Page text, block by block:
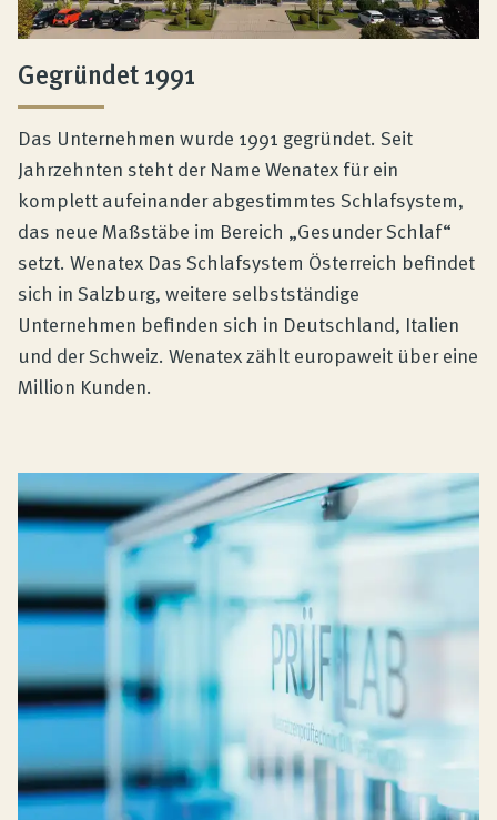
Gegründet 1991
Das Unternehmen wurde 1991 gegründet. Seit
Jahrzehnten steht der Name Wenatex für ein
komplett aufeinander abgestimmtes Schlafsystem,
das neue Maßstäbe im Bereich „Gesunder Schlaf“
setzt. Wenatex Das Schlafsystem Österreich befindet
sich in Salzburg, weitere selbstständige
Unternehmen befinden sich in Deutschland, Italien
und der Schweiz. Wenatex zählt europaweit über eine
Million Kunden.